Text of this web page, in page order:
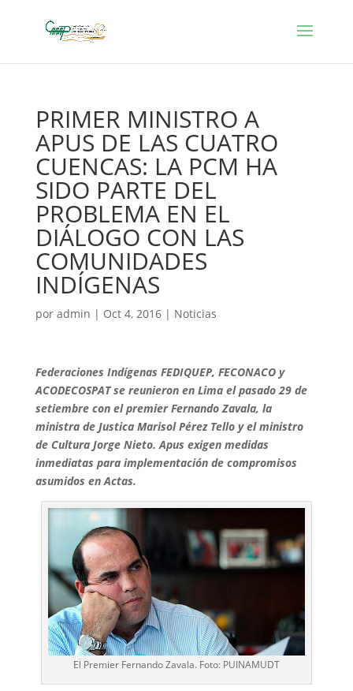
PRIMER MINISTRO A
APUS DE LAS CUATRO
CUENCAS: LA PCM HA
SIDO PARTE DEL
PROBLEMA EN EL
DIÁLOGO CON LAS
COMUNIDADES
INDÍGENAS
por admin | Oct 4, 2016| Noticias
Federaciones Indígenas FEDIQUEP, FECONACO y
ACODECOSPAT se reunieron en Lima el pasado 29 de
setiembre con el premier Fernando Zavala, la
ministra de Justica Marisol Pérez Tello y el ministro
de Cultura Jorge Nieto. Apus exigen medidas
inmediatas para implementación de compromisos
asumidos en Actas.
El Premier Fernando Zavala. Foto: PUINAMUDT